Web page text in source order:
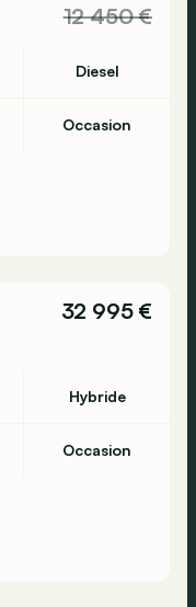
12 450 €
Diesel
Occasion
32 995 €
Hybride
Occasion